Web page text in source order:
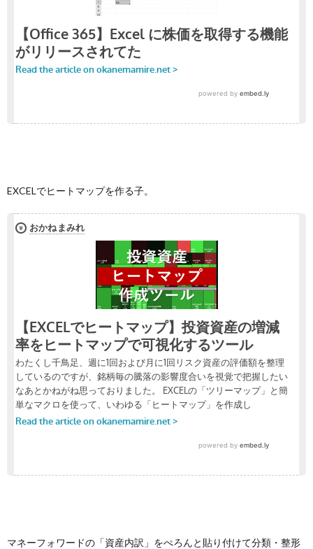
EXCELでヒートマップを作る子。
マネーフォワードの「資産内訳」をぺろんと貼り付けて分類・整形